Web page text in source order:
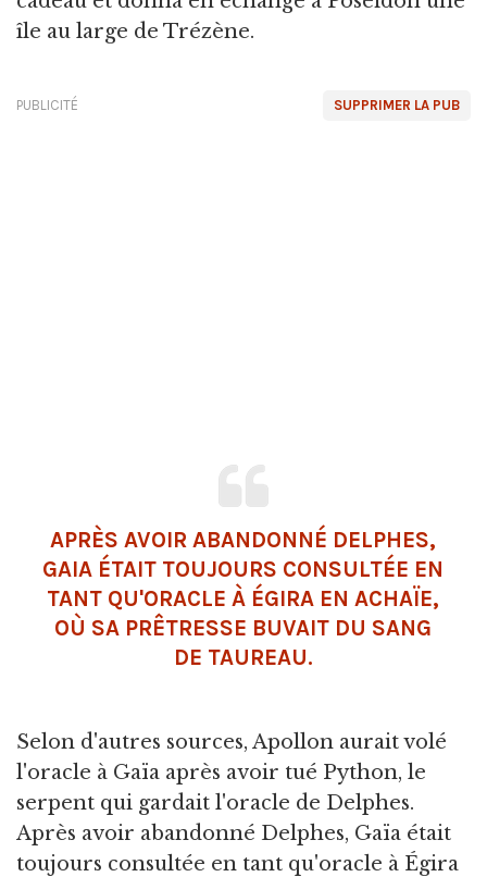
île au large de Trézène.
SUPPRIMER LA PUB
PUBLICITÉ
APRÈS AVOIR ABANDONNÉ DELPHES,
GAIA ÉTAIT TOUJOURS CONSULTÉE EN
TANT QU'ORACLE À ÉGIRA EN ACHAÏE,
OÙ SA PRÊTRESSE BUVAIT DU SANG
DE TAUREAU.
Selon d'autres sources, Apollon aurait volé
l'oracle à Gaïa après avoir tué Python, le
serpent qui gardait l'oracle de Delphes.
Après avoir abandonné Delphes, Gaïa était
toujours consultée en tant qu'oracle à Égira